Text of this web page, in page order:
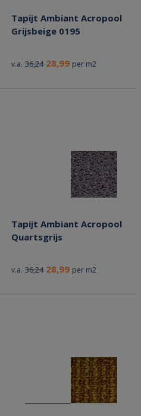
Tapijt Ambiant Acropool
Grijsbeige 0195
v.a. 36,24 28,99 per m2
Tapijt Ambiant Acropool
Quartsgrijs
v.a. 36,24 28,99 per m2